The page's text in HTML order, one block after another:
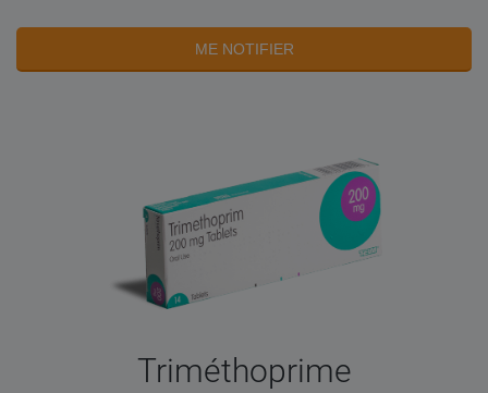
ME NOTIFIER
Triméthoprime